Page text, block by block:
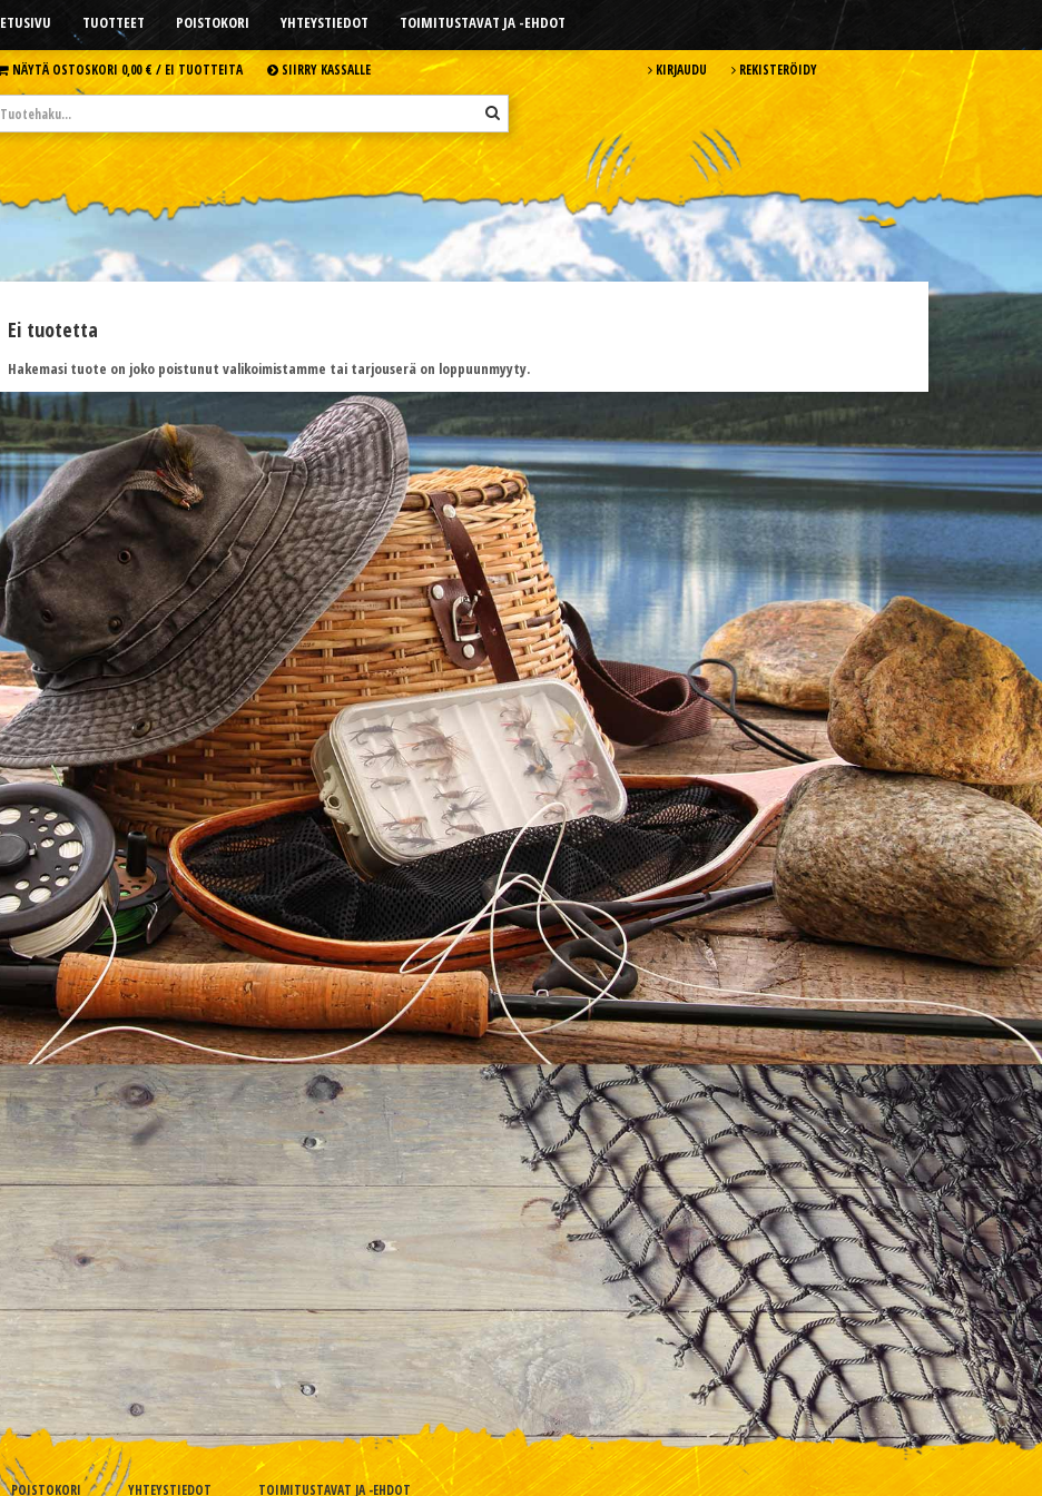
ETUSIVU TUOTTEET POISTOKORI YHTEYSTIEDOT TOIMITUSTAVAT JA -EHDOT
NÄYTÄ OSTOSKORI 0,00 € /EI TUOTTEITA SIIRRY KASSALLE KIRJAUDU REKISTERÖIDY
Ei tuotetta
Hakemasi tuote on joko poistunut valikoimistamme tai tarjouserä on loppuunmyyty.
POISTOKORI YHTEYSTIEDOT TOIMITUSTAVAT JA -EHDOT